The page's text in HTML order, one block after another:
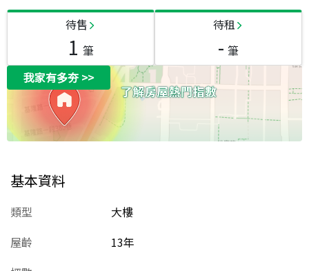
待售
1 筆
待租
- 筆
我家有多夯>>
基本資料
類型
大樓
屋齡
13年